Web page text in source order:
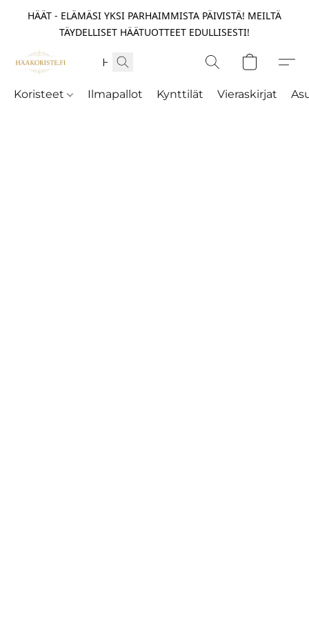
HÄÄT - ELÄMÄSI YKSI PARHAIMMISTA PÄIVISTÄ! MEILTÄ
TÄYDELLISET HÄÄTUOTTEET EDULLISESTI!
Koristeet Ilmapallot Kynttilät Vieraskirjat